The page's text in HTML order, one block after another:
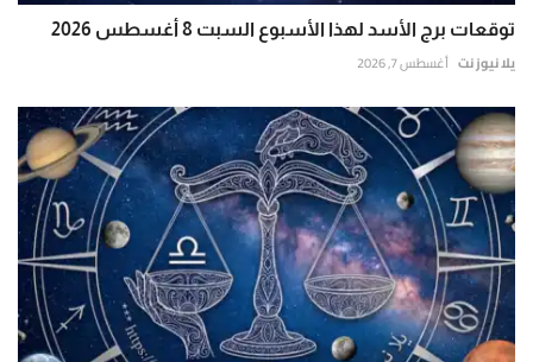
توقعات برج الأسد لهذا الأسبوع السبت 8 أغسطس 2026
يلا نيوز نت أغسطس 7, 2026